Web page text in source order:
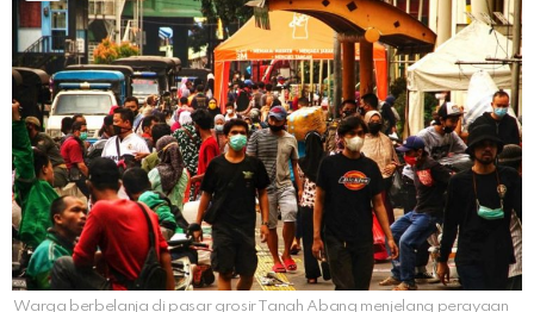
Warga berbelanja di pasar grosir Tanah Abang menjelang perayaan